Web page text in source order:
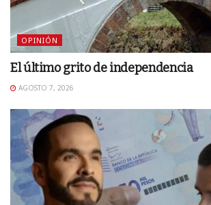
OPINIÓN
El último grito de independencia
AGOSTO 7, 2026